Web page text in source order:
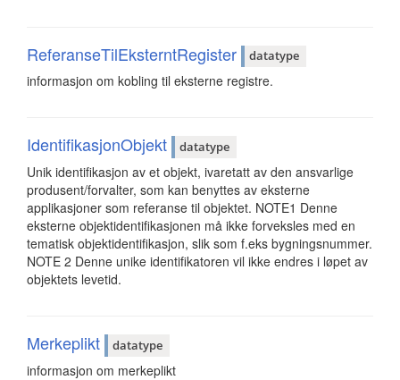
ReferanseTilEksterntRegister datatype
informasjon om kobling til eksterne registre.
IdentifikasjonObjekt datatype
Unik identifikasjon av et objekt, ivaretatt av den ansvarlige
produsent/forvalter, som kan benyttes av eksterne
applikasjoner som referanse til objektet. NOTE1 Denne
eksterne objektidentifikasjonen må ikke forveksles med en
tematisk objektidentifikasjon, slik som f.eks bygningsnummer.
NOTE 2 Denne unike identifikatoren vil ikke endres i løpet av
objektets levetid.
Merkeplikt datatype
informasjon om merkeplikt